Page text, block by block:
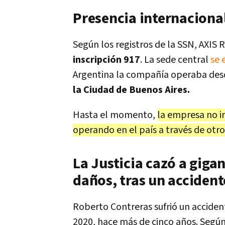
Presencia
Según los registros de la SSN,
inscripción 917. La sede centralse
Argentina la compañía operaba
la Ciudad de Buenos Aires.
Hasta el momento, la empresa no
operando en el país a través de
La Justicia cazó a
daños, tras un
Roberto Contreras sufrió un
2020, hace más de cinco años.